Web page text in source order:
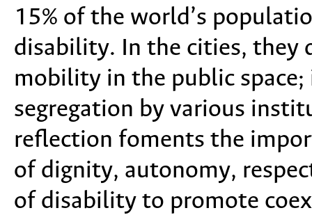
15% of the world’s
disability. In the cities, they
mobility in the public
segregation by various
reflection foments the
of dignity, autonomy,
of disability to promote